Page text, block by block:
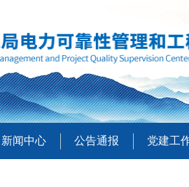
新闻中心 公告通报 党建工